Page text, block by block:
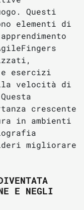
Questi
elementi di
esercizi
velocità di
crescente
in ambienti
migliorare
E NEGLI